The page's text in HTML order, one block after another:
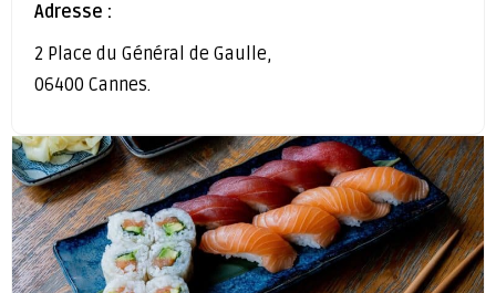
Adresse :
2 Place du Général de Gaulle,
06400 Cannes.